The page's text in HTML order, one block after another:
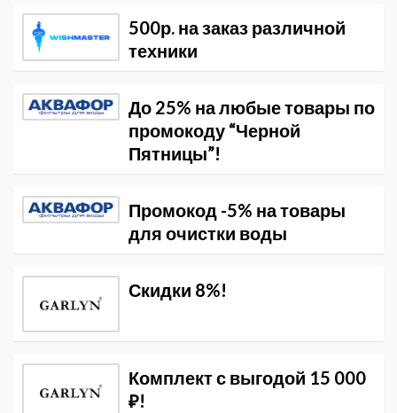
500р. на заказ различной
техники
До 25% на любые товары по
промокоду “Черной
Пятницы”!
Промокод -5% на товары
для очистки воды
Скидки 8%!
Комплект с выгодой 15 000
₽!